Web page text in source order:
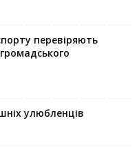
перевіряють
улюбленців